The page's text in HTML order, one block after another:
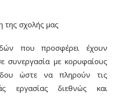
της σχολής μας
που προσφέρει έχουν
συνεργασία με κορυφαίους
ώστε να πληρούν τις
εργασίας διεθνώς και